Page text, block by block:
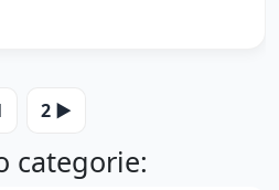
2 ▶️
categorie: